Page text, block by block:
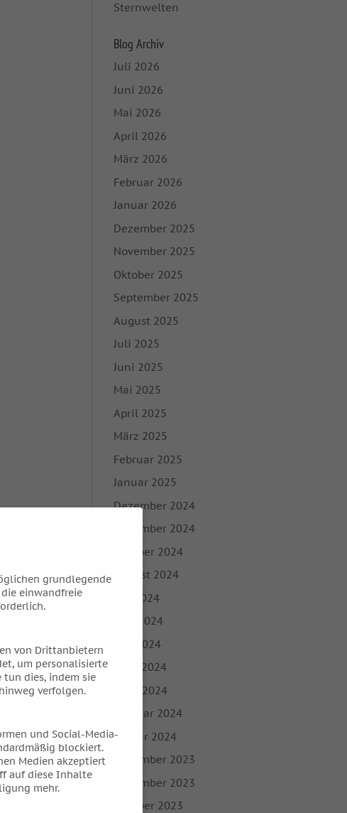
Sternwelten
Blog Archiv
Juli 2026
Juni 2026
Mai 2026
April 2026
März 2026
Februar 2026
Januar 2026
Dezember 2025
November 2025
Oktober 2025
September 2025
August 2025
Juli 2025
Juni 2025
Mai 2025
April 2025
März 2025
Februar 2025
Januar 2025
Dezember 2024
November 2024
Oktober 2024
August 2024
Juli 2024
Juni 2024
Mai 2024
April 2024
März 2024
Februar 2024
Januar 2024
Dezember 2023
November 2023
Oktober 2023
grundlegende
einwandfreie
von Drittanbietern
um personalisierte
tun dies, indem sie
verfolgen.
und Social-Media-
blockiert.
Medien akzeptiert
auf diese Inhalte
mehr.